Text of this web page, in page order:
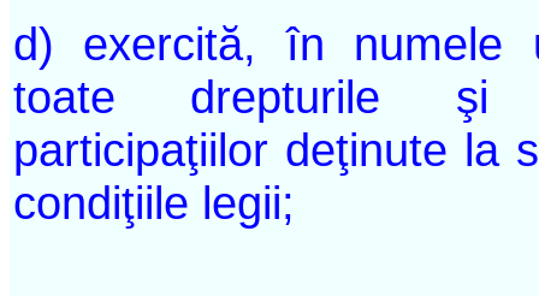
d) exercită, în numele
toate drepturile şi
participaţiilor deţinute la
condiţiile legii;